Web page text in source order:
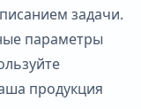
задачи.
параметры
продукция